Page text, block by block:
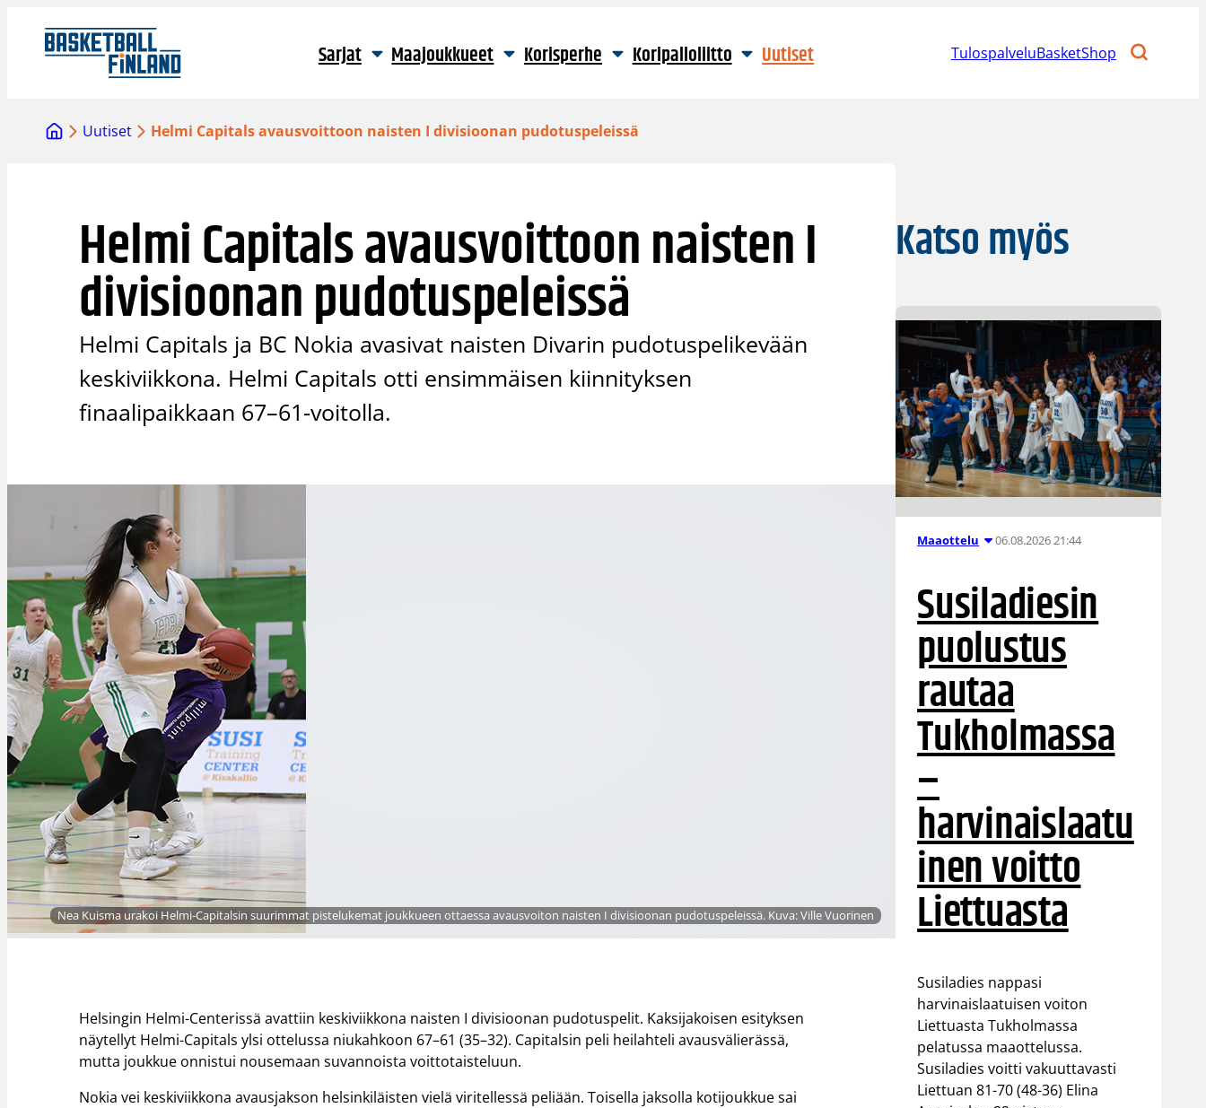
sisältöön
Sarjat Maajoukkueet Korisperhe Koripalloliitto Uutiset TulospalveluBasketShop
Uutiset Helmi Capitals avausvoittoon naisten I divisioonan pudotuspeleissä
Helmi Capitals avausvoittoon naisten I
divisioonan pudotuspeleissä
Helmi Capitals ja BC Nokia avasivat naisten Divarin pudotuspelikevään
keskiviikkona. Helmi Capitals otti ensimmäisen kiinnityksen
finaalipaikkaan 67–61-voitolla.
Nea Kuisma urakoi Helmi-Capitalsin suurimmat pistelukemat joukkueen ottaessa avausvoiton naisten I divisioonan pudotuspeleissä. Kuva: Ville Vuorinen
Helsingin Helmi-Centerissä avattiin keskiviikkona naisten I divisioonan pudotuspelit. Kaksijakoisen esityksen
näytellyt Helmi-Capitals ylsi ottelussa niukahkoon 67–61 (35–32). Capitalsin peli heilahteli avausvälierässä,
mutta joukkue onnistui nousemaan suvannoista voittotaisteluun.
Nokia vei keskiviikkona avausjakson helsinkiläisten vielä viritellessä peliään. Toisella jaksolla kotijoukkue sai
Katso myös
Maaottelu 06.08.2026 21:44
Susiladiesin
puolustus
rautaa
Tukholmassa
–
harvinaislaatu
inen voitto
Liettuasta
Susiladies nappasi
harvinaislaatuisen voiton
Liettuasta Tukholmassa
pelatussa maaottelussa.
Susiladies voitti vakuuttavasti
Liettuan 81-70 (48-36) Elina